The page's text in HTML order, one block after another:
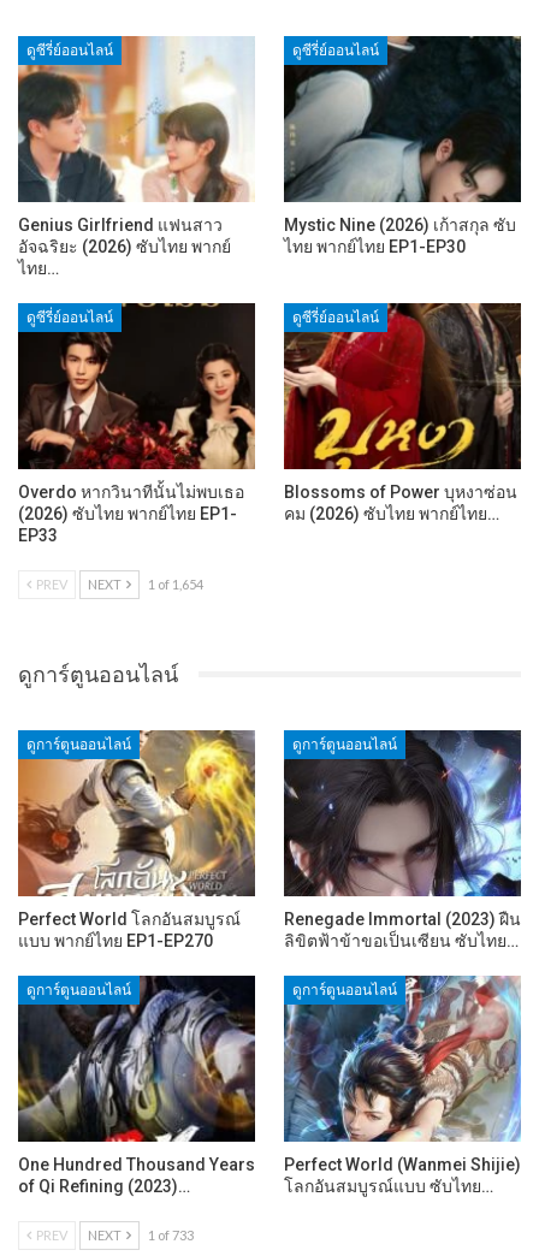
ดูซีรี่ย์ออนไลน์
Genius Girlfriend แฟนสาว
อัจฉริยะ (2026) ซับไทย พากย์
ไทย…
ดูซีรี่ย์ออนไลน์
Mystic Nine (2026) เก้าสกุล ซับ
ไทย พากย์ไทย EP1-EP30
ดูซีรี่ย์ออนไลน์
Overdo หากวินาทีนั้นไม่พบเธอ
(2026) ซับไทย พากย์ไทย EP1-
EP33
ดูซีรี่ย์ออนไลน์
Blossoms of Power บุหงาซ่อน
คม (2026) ซับไทย พากย์ไทย…
PREV NEXT 1 of 1,654
ดูการ์ตูนออนไลน์
ดูการ์ตูนออนไลน์
Perfect World โลกอันสมบูรณ์
แบบ พากย์ไทย EP1-EP270
ดูการ์ตูนออนไลน์
Renegade Immortal (2023) ฝืน
ลิขิตฟ้าข้าขอเป็นเซียน ซับไทย…
ดูการ์ตูนออนไลน์
One Hundred Thousand Years
of Qi Refining (2023)…
ดูการ์ตูนออนไลน์
Perfect World (Wanmei Shijie)
โลกอันสมบูรณ์แบบ ซับไทย…
PREV NEXT 1 of 733